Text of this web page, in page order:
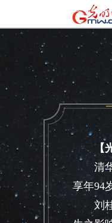
【光
清华
享年94
刘桂生